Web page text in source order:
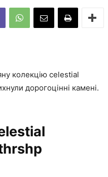
колекцію celestial
дорогоцінні камені.